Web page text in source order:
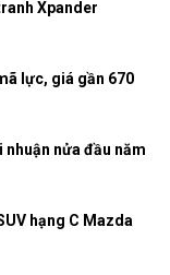
Xpander
lực, giá gần 670
nhuận nửa đầu năm
hạng C Mazda